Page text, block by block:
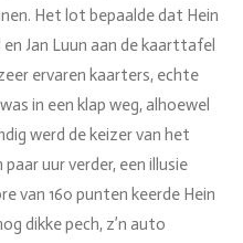
Het lot bepaalde dat Hein
Jan Luun aan de kaarttafel
ervaren kaarters, echte
in een klap weg, alhoewel
werd de keizer van het
uur verder, een illusie
van 160 punten keerde Hein
dikke pech, z’n auto